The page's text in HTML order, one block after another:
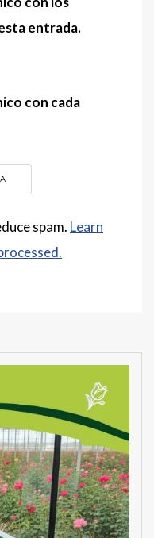
entrada.
con cada
spam. Learn